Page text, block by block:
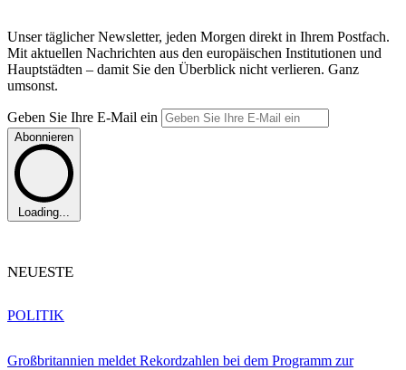
Unser täglicher Newsletter, jeden Morgen direkt in Ihrem Postfach.
Mit aktuellen Nachrichten aus den europäischen Institutionen und
Hauptstädten – damit Sie den Überblick nicht verlieren. Ganz
umsonst.
Geben Sie Ihre E-Mail ein
Abonnieren
Loading...
NEUESTE
Großbritannien meldet Rekordzahlen bei dem Programm zur
POLITIK